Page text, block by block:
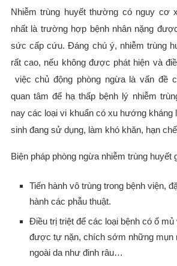
Nhiễm trùng huyết thường có nguy cơ
nhất là trường hợp bệnh nhân nặng
sức cấp cứu. Đáng chú ý, nhiễm trùng
rất cao, nếu không được phát hiện và
việc chủ động phòng ngừa là vấn đề
quan tâm để hạ thấp bệnh lý nhiễm
nay các loại vi khuẩn có xu hướng kháng
sinh đang sử dụng, làm khó khăn, hạn
Biện pháp phòng ngừa nhiễm trùng huyết
Tiến hành vô trùng trong bệnh viện,
hành các phẫu thuật.
Điều trị triệt để các loại bệnh có ổ mủ
được tự nặn, chích sớm những mụn
ngoài da như đinh râu…